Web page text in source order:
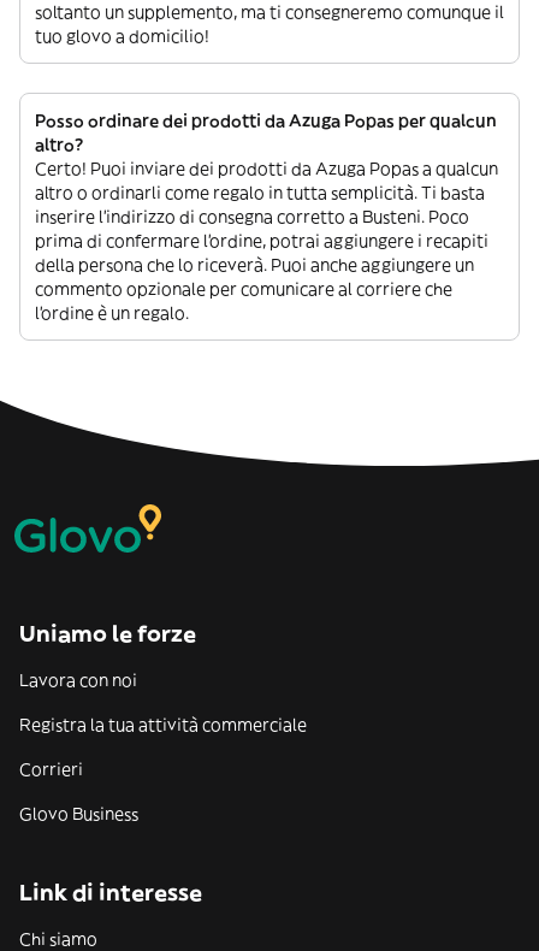
soltanto un supplemento, ma ti consegneremo comunque il
tuo glovo a domicilio!
Posso ordinare dei prodotti da Azuga Popas per qualcun
altro?
Certo! Puoi inviare dei prodotti da Azuga Popas a qualcun
altro o ordinarli come regalo in tutta semplicità. Ti basta
inserire l’indirizzo di consegna corretto a Busteni. Poco
prima di confermare l’ordine, potrai aggiungere i recapiti
della persona che lo riceverà. Puoi anche aggiungere un
commento opzionale per comunicare al corriere che
l’ordine è un regalo.
Uniamo le forze
Lavora con noi
Registra la tua attività commerciale
Corrieri
Glovo Business
Link di interesse
Chi siamo